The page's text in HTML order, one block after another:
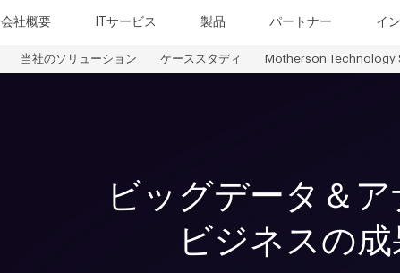
会社概要 ITサービス 製品 パートナー イ
当社のソリューション ケーススタディ Motherson Technology
ビッグデータ＆ア
ビジネスの